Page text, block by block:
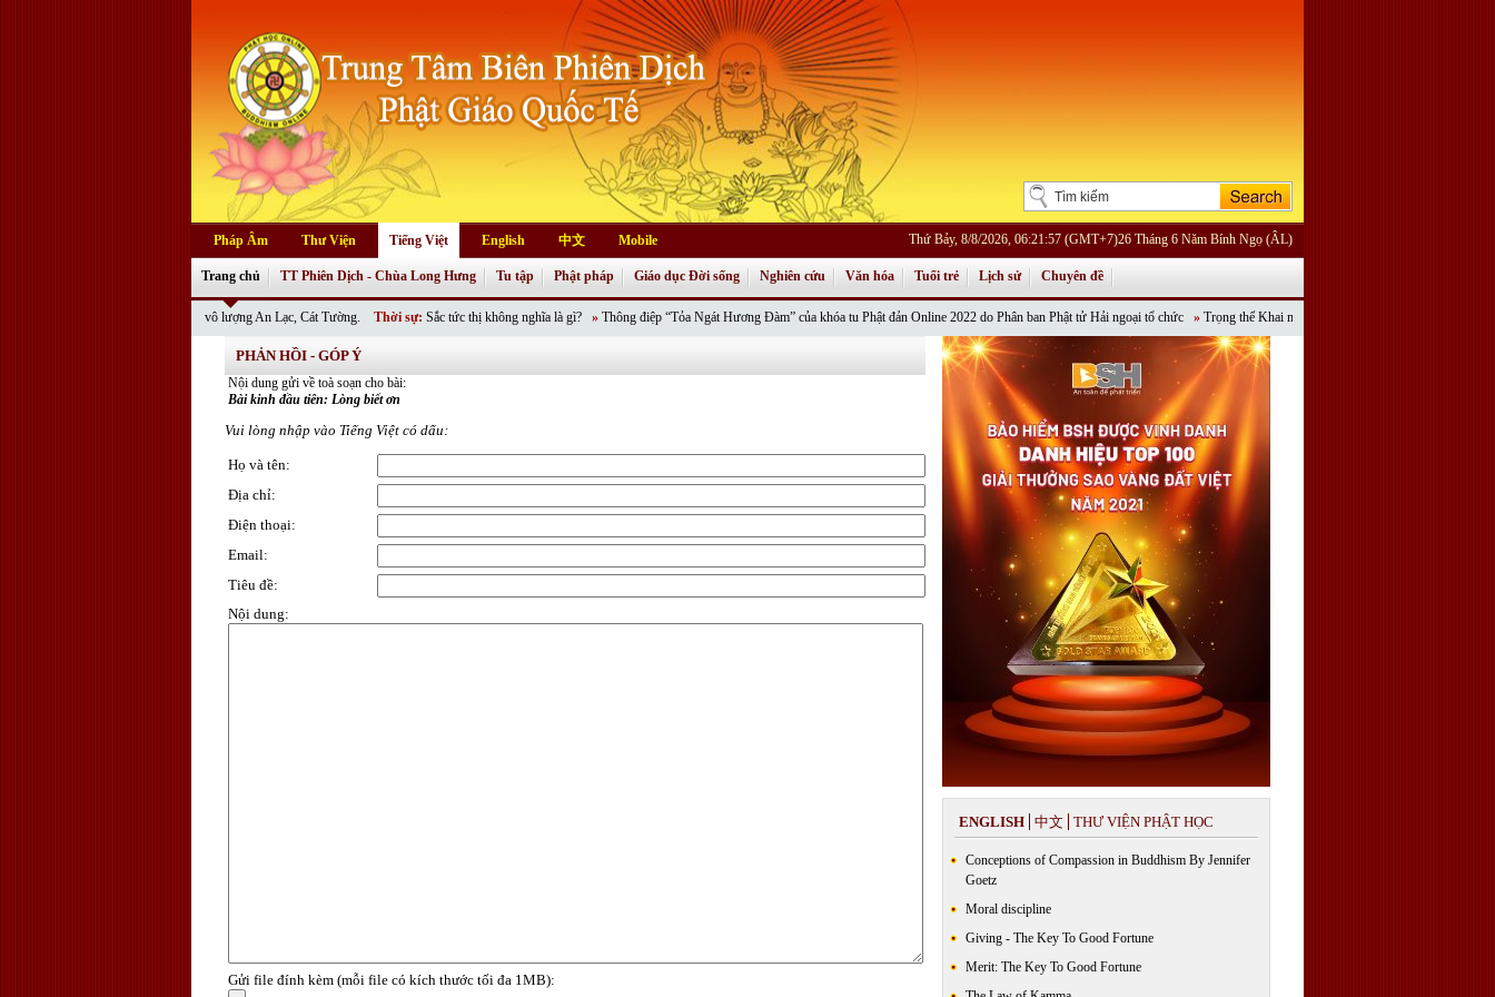
Pháp Âm Thư Viện Tiếng Việt English 中文 Mobile Thứ Bảy, 8/8/2026, 06:21:57 (GMT+7)26 Tháng 6 Năm Bính Ngọ (ÂL)
Trang chủ
Tôn Đức cùng quý Phật tử vô lượng An Lạc, Cát Tường.Thời sự:Sắc tức thị không nghĩa là gì?»Thông điệp “Tỏa Ngát Hương Đàm” của khóa tu Phật đản Online 2022 do Phân ban Phật tử Hải ngoại tổ chức » Trọng thể Khai mạc Khoá tu Phật đản Online “Tỏa Ngát
TT Phiên Dịch - Chùa Long Hưng Tu tập Phật pháp Giáo dục Đời sống Nghiên cứu Văn hóa Tuổi trẻ Lịch sử Chuyên đề
PHẢN HỒI - GÓP Ý
Nội dung gửi về toà soạn cho bài:
Bài kinh đầu tiên: Lòng biết ơn
Vui lòng nhập vào Tiếng Việt có dấu:
Họ và tên:
Địa chỉ:
Điện thoại:
Email:
Tiêu đề:
Nội dung:
Gửi file đính kèm (mỗi file có kích thước tối đa 1MB):
ENGLISH 中文 THƯ VIỆN PHẬT HỌC
Conceptions of Compassion in Buddhism By Jennifer
Goetz
Moral discipline
Giving - The Key To Good Fortune
Merit: The Key To Good Fortune